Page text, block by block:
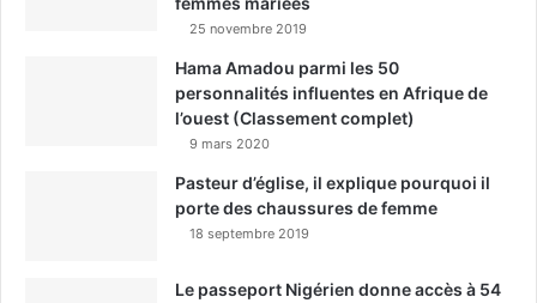
25 novembre 2019
Hama Amadou parmi les 50
personnalités influentes en Afrique de
l’ouest (Classement complet)
9 mars 2020
Pasteur d’église, il explique pourquoi il
porte des chaussures de femme
18 septembre 2019
Le passeport Nigérien donne accès à 54